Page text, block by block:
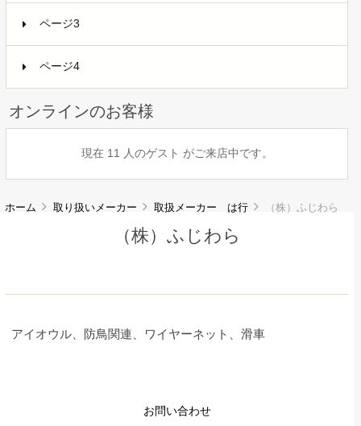
ページ3
ページ4
オンラインのお客様
現在 11 人のゲスト がご来店中です。
ホーム 取り扱いメーカー 取扱メーカー は行 （株）ふじわら
（株）ふじわら
アイオウル、防鳥関連、ワイヤーネット、滑車
お問い合わせ